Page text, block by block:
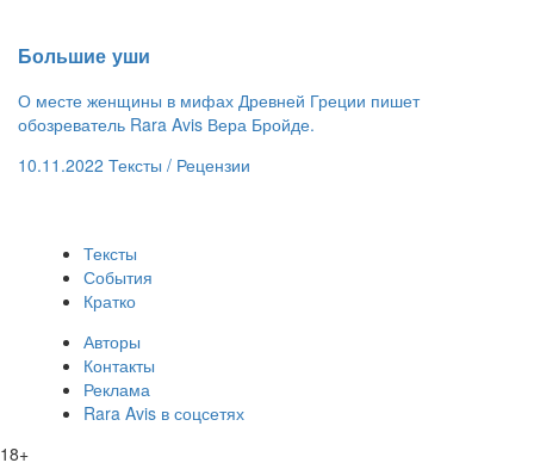
​Большие уши
О месте женщины в мифах Древней Греции пишет
обозреватель Rara Avis Вера Бройде.
10.11.2022 Тексты / Рецензии
Тексты
События
Кратко
Авторы
Контакты
Реклама
Rara Avis в соцсетях
18+